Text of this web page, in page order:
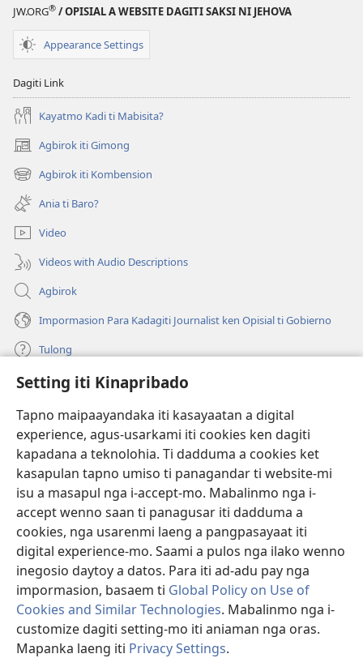
Setting iti Kinapribado
Tapno maipaayandaka iti kasayaatan a digital
experience, agus-usarkami iti cookies ken dagiti
kapadana a teknolohia. Ti dadduma a cookies ket
kasapulan tapno umiso ti panagandar ti website-mi
isu a masapul nga i-accept-mo. Mabalinmo nga i-
accept wenno saan ti panagusar iti dadduma a
cookies, nga usarenmi laeng a pangpasayaat iti
digital experience-mo. Saami a pulos nga ilako wenno
inegosio daytoy a datos. Para iti ad-adu pay nga
impormasion, basaem ti Global Policy on Use of
Cookies and Similar Technologies. Mabalinmo nga i-
customize dagiti setting-mo iti aniaman nga oras.
Mapanka laeng iti Privacy Settings.
JW.ORG® / OPISIAL A WEBSITE DAGITI SAKSI NI JEHOVA
Appearance Settings
Dagiti Link
Kayatmo Kadi ti Mabisita?
Agbirok iti Gimong
(manglukat
iti
baro
window)
Agbirok iti Kombension
(manglukat
iti
baro
a
window)
Ania ti Baro?
Video
Videos with Audio Descriptions
Agbirok
Impormasion Para Kadagiti Journalist ken Opisial ti Gobierno
Tulong
Donasion
(manglukat
iti
baro
a
window)
Watchtower ONLINE A LIBRARIA
(manglukat
iti
baro
a
JW Hub ®
(manglukat
iti
baro
window)
JW Library
Watchtower Library
Copyright© 2026 Watch Tower Bible and Tract Society of Pennsylvania.
PAGANNUROTAN ITI PANAGUSAR|PAGANNUROTAN ITI
KINAPRIBADO|SETTING ITI KINAPRIBADO